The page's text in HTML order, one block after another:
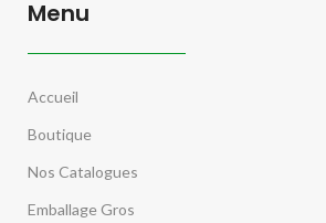
Menu
Accueil
Boutique
Nos Catalogues
Emballage Gros